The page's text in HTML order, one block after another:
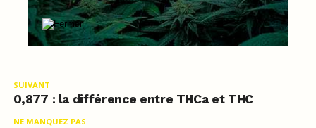
SUIVANT
0,877 : la différence entre THCa et THC
NE MANQUEZ PAS